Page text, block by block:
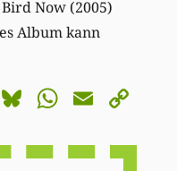
Now (2005)
Album kann
Facebook
BlueskyEmail